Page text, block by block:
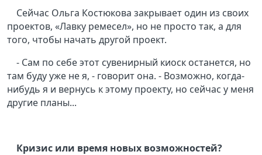
Сейчас Ольга Костюкова закрывает один из своих
проектов, «Лавку ремесел», но не просто так, а для
того, чтобы начать другой проект.
- Сам по себе этот сувенирный киоск останется, но
там буду уже не я, - говорит она. - Возможно, когда-
нибудь я и вернусь к этому проекту, но сейчас у меня
другие планы...
Кризис или время новых возможностей?